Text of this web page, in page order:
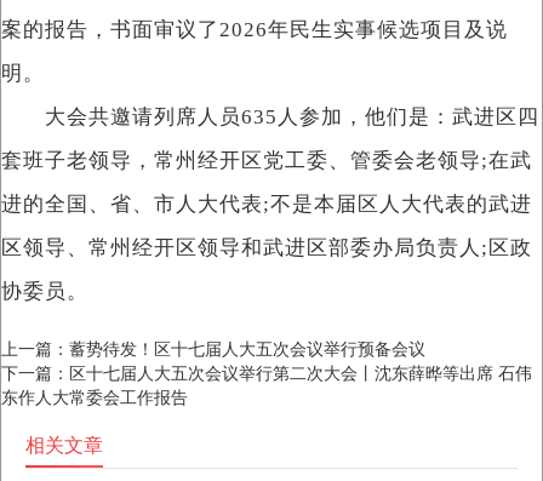
案的报告，书面审议了2026年民生实事候选项目及说
明。
大会共邀请列席人员635人参加，他们是：武进区四
套班子老领导，常州经开区党工委、管委会老领导;在武
进的全国、省、市人大代表;不是本届区人大代表的武进
区领导、常州经开区领导和武进区部委办局负责人;区政
协委员。
上一篇： 蓄势待发！区十七届人大五次会议举行预备会议
下一篇： 区十七届人大五次会议举行第二次大会丨沈东薛晔等出席 石伟
东作人大常委会工作报告
相关文章